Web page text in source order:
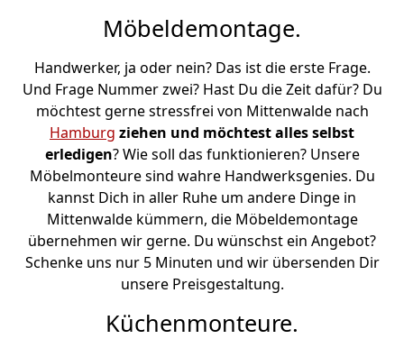
Möbeldemontage.
Handwerker, ja oder nein? Das ist die erste Frage.
Und Frage Nummer zwei? Hast Du die Zeit dafür? Du
möchtest gerne stressfrei von Mittenwalde nach
Hamburg ziehen und möchtest alles selbst
erledigen? Wie soll das funktionieren? Unsere
Möbelmonteure sind wahre Handwerksgenies. Du
kannst Dich in aller Ruhe um andere Dinge in
Mittenwalde kümmern, die Möbeldemontage
übernehmen wir gerne. Du wünschst ein Angebot?
Schenke uns nur 5 Minuten und wir übersenden Dir
unsere Preisgestaltung.
Küchenmonteure.